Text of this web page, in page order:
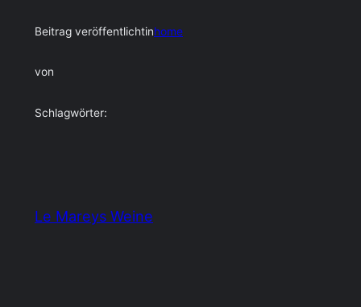
Beitrag veröffentlichtinhome
von
Schlagwörter:
Le Mareys Weine